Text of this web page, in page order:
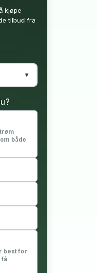
kjøpe
tilbud fra
både
best for
få